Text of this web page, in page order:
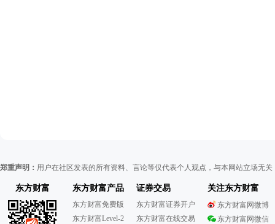
郑重声明： 用户在社区发表的所有资料、言论等仅代表个人观点，与本网站立场无
东方财富 东方财富产品
东方财富免费版
东方财富Level-2
证券交易
东方财富证券开户
东方财富在线交易
关注东方财富
东方财富网微博
东方财富网微信